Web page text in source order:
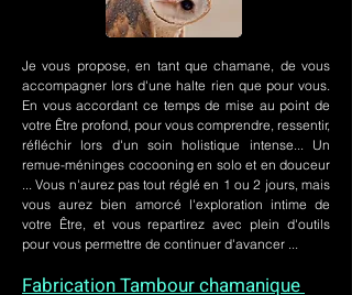
Je vous propose, en tant que chamane, de vous
accompagner lors d'une halte rien que pour vous.
En vous accordant ce temps de mise au point de
votre Être profond, pour vous comprendre, ressentir,
réfléchir lors d'un soin holistique intense... Un
remue-méninges cocooning en solo et en douceur
... Vous n'aurez pas tout réglé en 1 ou 2 jours, mais
vous aurez bien amorcé l'exploration intime de
votre Être, et vous repartirez avec plein d'outils
pour vous permettre de continuer d'avancer ...
Fabrication Tambour chamanique